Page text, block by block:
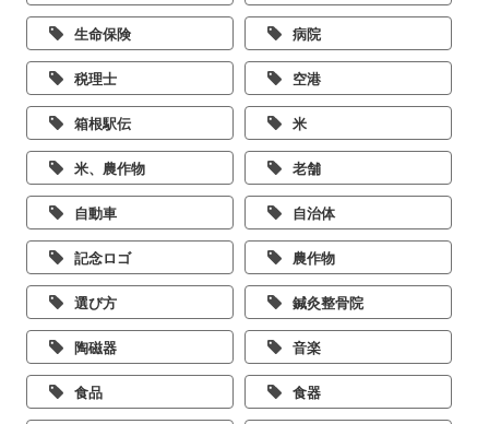
生命保険 病院
税理士 空港
箱根駅伝 米
米、農作物 老舗
自動車 自治体
記念ロゴ 農作物
選び方 鍼灸整骨院
陶磁器 音楽
食品 食器